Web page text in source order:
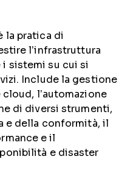
la pratica di
l’infrastruttura
sistemi su cui si
Include la gestione
l’automazione
di diversi strumenti,
e della conformità, il
e il
e disaster